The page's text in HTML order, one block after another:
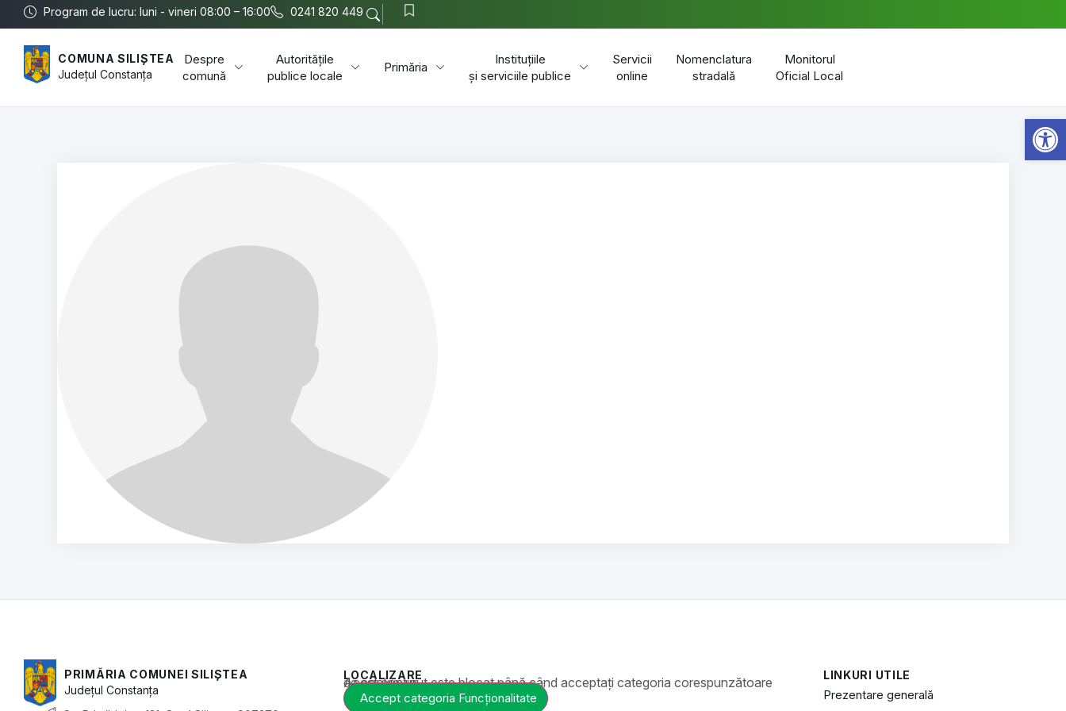
Program de lucru: luni - vineri 08:00 – 16:00 0241 820 449
COMUNA SILIȘTEA
JudețulConstanța
Despre
comună
Autoritățile
publice locale
Primăria
Instituțiile
și serviciile publice
Servicii
online
Nomenclatura
stradală
Monitorul
Oficial Local
PRIMĂRIA COMUNEI SILIȘTEA
JudețulConstanța
LOCALIZARE
Acest conținut este blocat până când acceptați categoria corespunzătoare de cookie-uri.
Accept categoria Funcționalitate
LINKURI UTILE
Prezentare generală